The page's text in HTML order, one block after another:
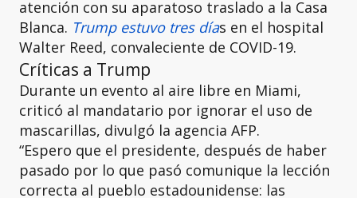
atención con su aparatoso traslado a la Casa
Blanca. Trump estuvo tres días en el hospital
Walter Reed, convaleciente de COVID-19.
Críticas a Trump
Durante un evento al aire libre en Miami,
criticó al mandatario por ignorar el uso de
mascarillas, divulgó la agencia AFP.
“Espero que el presidente, después de haber
pasado por lo que pasó comunique la lección
correcta al pueblo estadounidense: las